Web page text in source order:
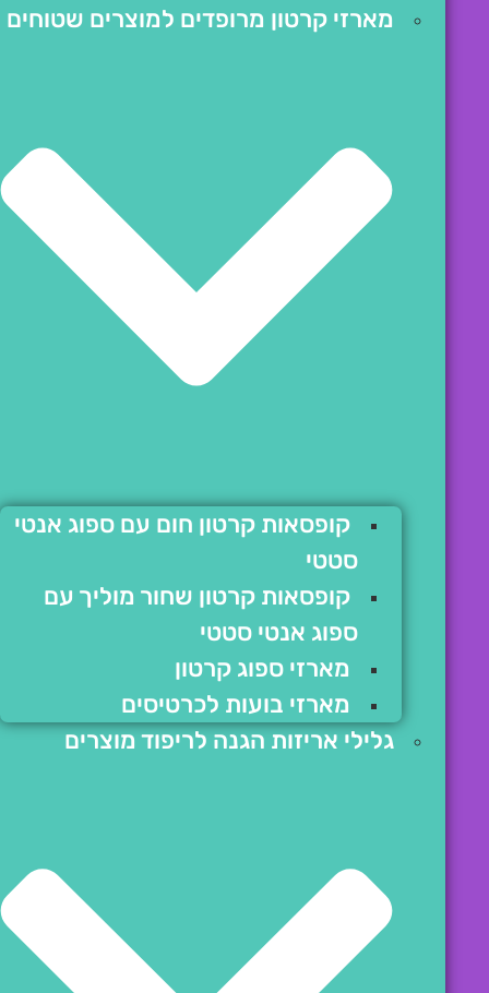
מארזי קרטון מרופדים למוצרים שטוחים
קופסאות קרטון חום עם ספוג אנטי
סטטי
קופסאות קרטון שחור מוליך עם
ספוג אנטי סטטי
מארזי ספוג קרטון
מארזי בועות לכרטיסים
גלילי אריזות הגנה לריפוד מוצרים